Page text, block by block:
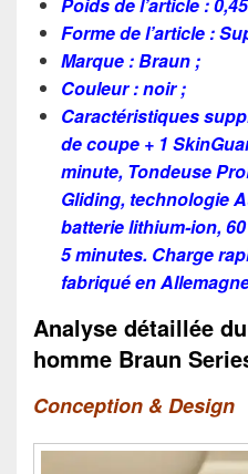
Forme de l’article :
Marque : Braun ;
Couleur : noir ;
Caractéristiques
de coupe + 1
minute, Tondeuse
Gliding, technologie
batterie lithium-ion,
5 minutes. Charge
fabriqué en
Analyse détaillée
homme Braun
Conception & Design